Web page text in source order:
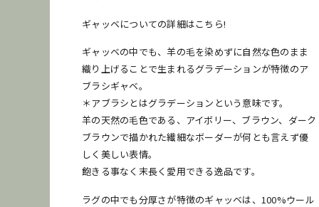
ギャッベについての詳細はこちら!
ギャッベの中でも、羊の毛を染めずに自然な色のまま
織り上げることで生まれるグラデーションが特徴のア
ブラシギャベ。
＊アブラシとはグラデーションという意味です。
羊の天然の毛色である、アイボリー、ブラウン、ダーク
ブラウンで描かれた繊細なボーダーが何とも言えず優
しく美しい表情。
飽きる事なく末長く愛用できる逸品です。
ラグの中でも分厚さが特徴のギャッベは、100%ウール